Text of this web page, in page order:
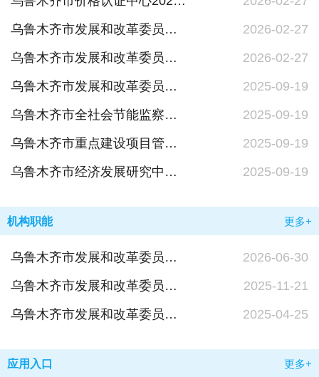
乌鲁木齐市发展和改革委员会（乌鲁木齐市粮食和物资储备局、乌鲁木齐市能源局）2026年单位预算公开报告
2026-02-27
乌鲁木齐市发展和改革委员会2026年部门预算公开报告
2026-02-27
乌鲁木齐市发展和改革委员会（乌鲁木齐市粮食和物资储备局、乌鲁木齐市能源局）2024年单位决算公开报告及报表
2025-09-19
乌鲁木齐市全社会节能监察中心2024年单位决算公开报告及报表
2025-09-19
乌鲁木齐市重点建设项目管理中心2024年单位决算公开报告及报表
2025-09-19
乌鲁木齐市经济发展研究中心2024年单位决算公开报告及报表
2025-09-19
机构职能 更多+
乌鲁木齐市发展和改革委员会（市粮食和物资储备局、市能源局）机构概况
2026-06-30
乌鲁木齐市发展和改革委员会职能配置、内设机构和人员编制规定
2025-11-21
乌鲁木齐市发展和改革委员会（市粮食和物资储备局、市能源局）政府信息公开指南
2025-04-25
应用入口 更多+